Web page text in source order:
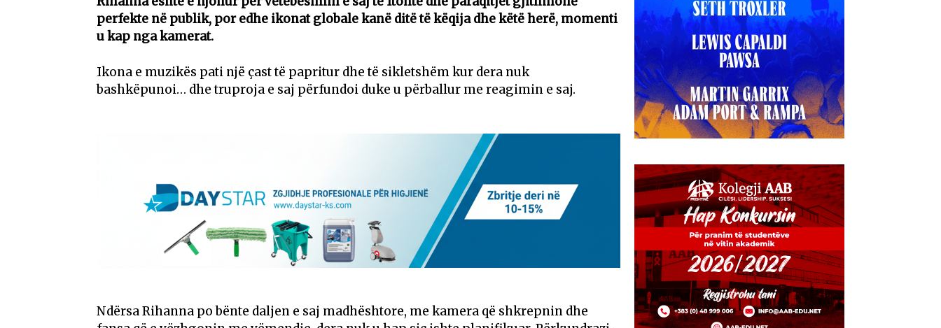
perfekte në publik, por edhe ikonat globale kanë ditë të këqija dhe këtë herë, momenti
u kap nga kamerat.
Ikona e muzikës pati një çast të papritur dhe të sikletshëm kur dera nuk
bashkëpunoi… dhe truproja e saj përfundoi duke u përballur me reagimin e saj.
Ndërsa Rihanna po bënte daljen e saj madhështore, me kamera që shkrepnin dhe